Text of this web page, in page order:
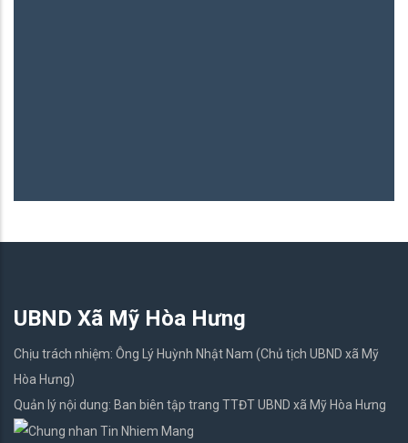
UBND Xã Mỹ Hòa Hưng
Chịu trách nhiệm: Ông Lý Huỳnh Nhật Nam (Chủ tịch UBND xã Mỹ
Hòa Hưng)
Quản lý nội dung: Ban biên tập trang TTĐT UBND xã Mỹ Hòa Hưng